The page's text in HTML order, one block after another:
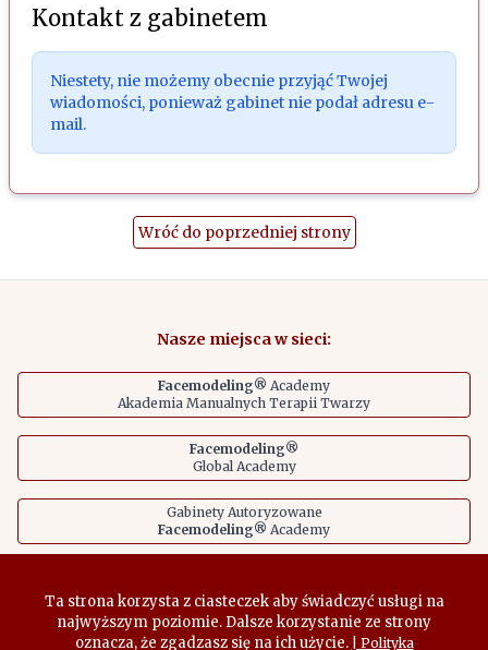
Kontakt z gabinetem
Niestety, nie możemy obecnie przyjąć Twojej
wiadomości, ponieważ gabinet nie podał adresu e-
mail.
Wróć do poprzedniej strony
Nasze miejsca w sieci:
Facemodeling® Academy
Akademia Manualnych Terapii Twarzy
Facemodeling®
Global Academy
Gabinety Autoryzowane
Facemodeling® Academy
© 2024Facemodeling® Academy. Made with ❤by:exolab
Polityka Prywatności
Ta strona korzysta z ciasteczek aby świadczyć usługi na
najwyższym poziomie. Dalsze korzystanie ze strony
oznacza, że zgadzasz się na ich użycie.
| Polityka